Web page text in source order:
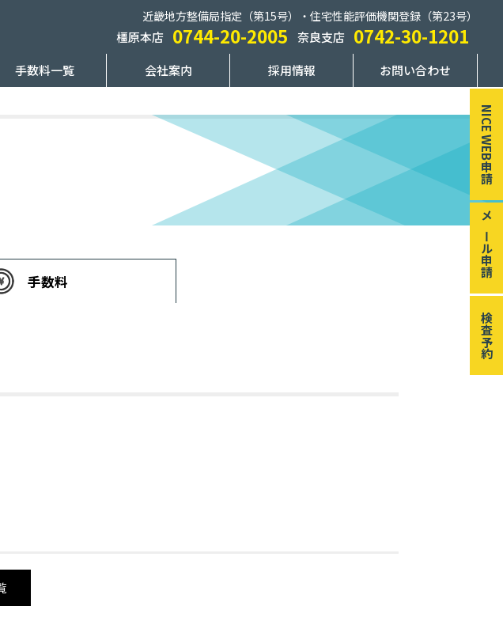
近畿地方整備局指定（第15号）・住宅性能評価機関登録（第23号）
橿原本店 0744-20-2005 奈良支店 0742-30-1201
NICE WEB申請
メール申請
検査予約
手数料一覧 会社案内 採用情報
お問い合わせ
手数料